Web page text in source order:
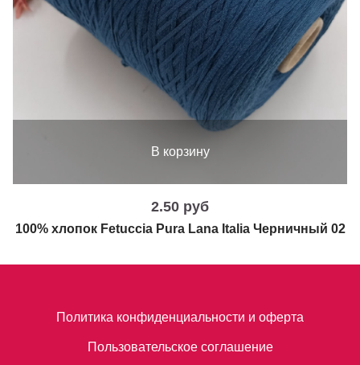
В корзину
2.50 руб
100% хлопок Fetuccia Pura Lana Italia Черничный 02
Политика конфиденциальности и оферта
Пользовательское соглашение